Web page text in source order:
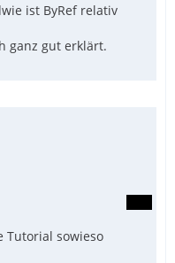
ist ByRef relativ
ganz gut erklärt.
Tutorial sowieso